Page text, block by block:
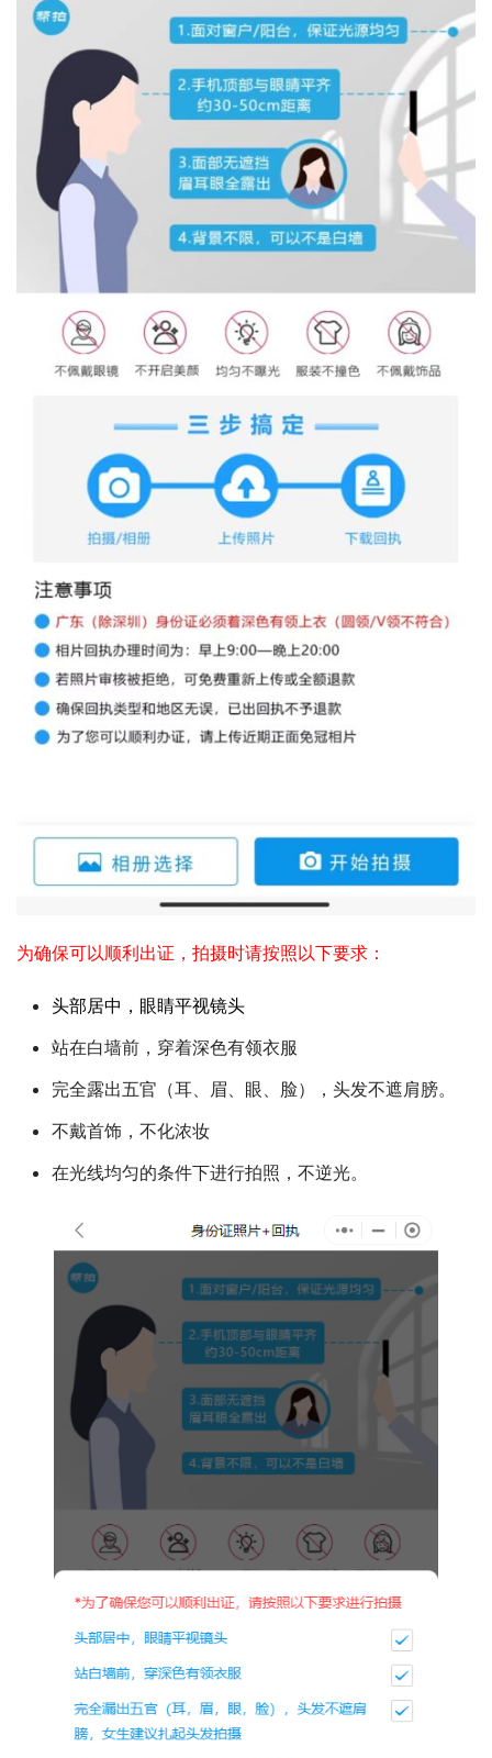
为确保可以顺利出证，拍摄时请按照以下要求：
头部居中，眼睛平视镜头
站在白墙前，穿着深色有领衣服
完全露出五官（耳、眉、眼、脸），头发不遮肩膀。
不戴首饰，不化浓妆
在光线均匀的条件下进行拍照，不逆光。